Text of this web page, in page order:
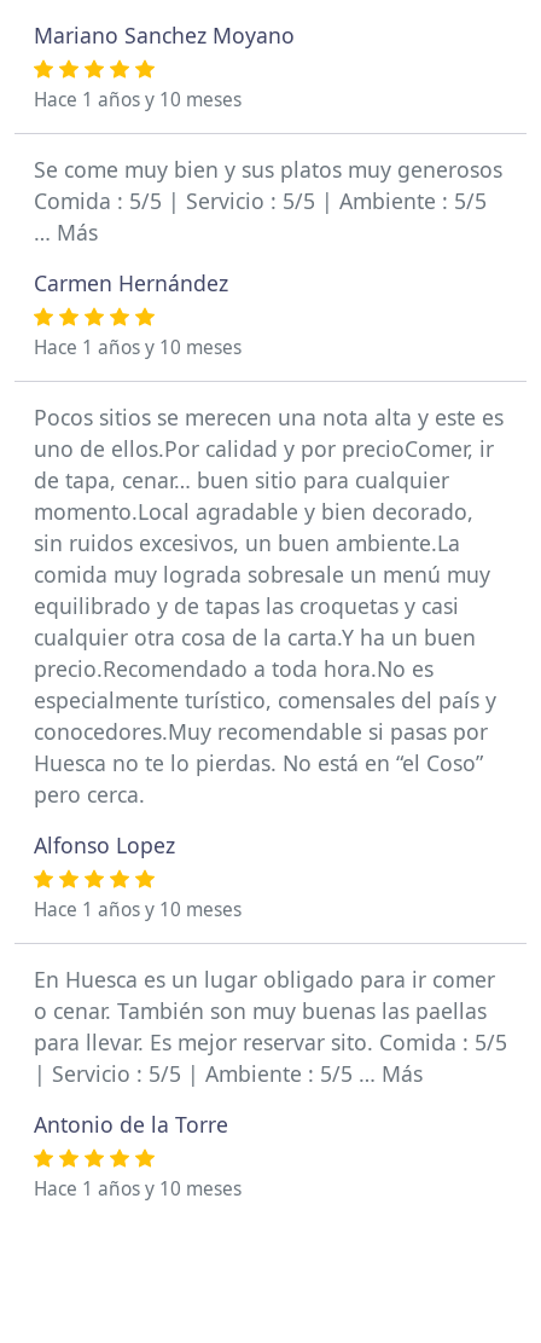
Mariano Sanchez Moyano
Hace 1 años y 10 meses
Se come muy bien y sus platos muy generosos
Comida : 5/5 | Servicio : 5/5 | Ambiente : 5/5
… Más
Carmen Hernández
Hace 1 años y 10 meses
Pocos sitios se merecen una nota alta y este es
uno de ellos.Por calidad y por precioComer, ir
de tapa, cenar… buen sitio para cualquier
momento.Local agradable y bien decorado,
sin ruidos excesivos, un buen ambiente.La
comida muy lograda sobresale un menú muy
equilibrado y de tapas las croquetas y casi
cualquier otra cosa de la carta.Y ha un buen
precio.Recomendado a toda hora.No es
especialmente turístico, comensales del país y
conocedores.Muy recomendable si pasas por
Huesca no te lo pierdas. No está en “el Coso”
pero cerca.
Alfonso Lopez
Hace 1 años y 10 meses
En Huesca es un lugar obligado para ir comer
o cenar. También son muy buenas las paellas
para llevar. Es mejor reservar sito. Comida : 5/5
| Servicio : 5/5 | Ambiente : 5/5 … Más
Antonio de la Torre
Hace 1 años y 10 meses